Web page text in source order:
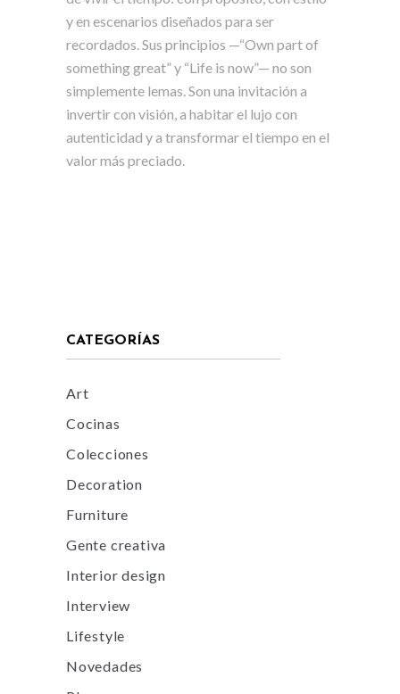
y en escenarios diseñados para ser
recordados.Sus principios —“Own part of
something great” y “Life is now”— no son
simplemente lemas. Son una invitación a
invertir con visión, a habitar el lujo con
autenticidad y a transformar el tiempo en el
valor más preciado.
CATEGORÍAS
Art
Cocinas
Colecciones
Decoration
Furniture
Gente creativa
Interior design
Interview
Lifestyle
Novedades